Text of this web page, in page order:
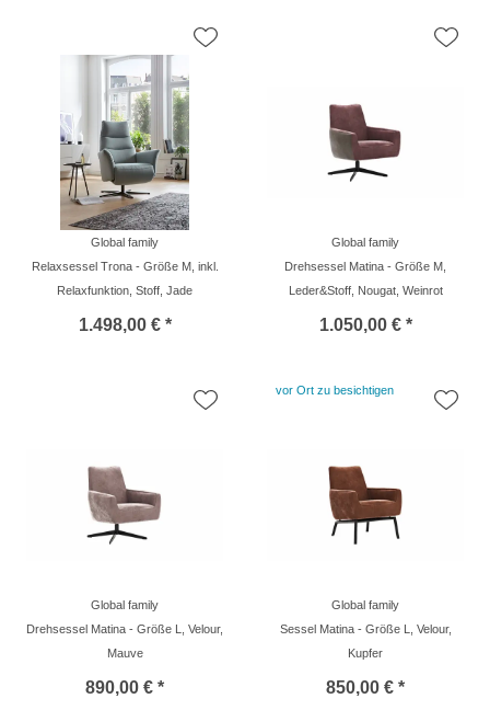
Global family
Relaxsessel Trona - Größe M, inkl.
Relaxfunktion, Stoff, Jade
1.498,00 € *
Global family
Drehsessel Matina - Größe M,
Leder&Stoff, Nougat, Weinrot
1.050,00 € *
Global family
Drehsessel Matina - Größe L, Velour,
Mauve
890,00 € *
vor Ort zu besichtigen
Global family
Sessel Matina - Größe L, Velour,
Kupfer
850,00 € *